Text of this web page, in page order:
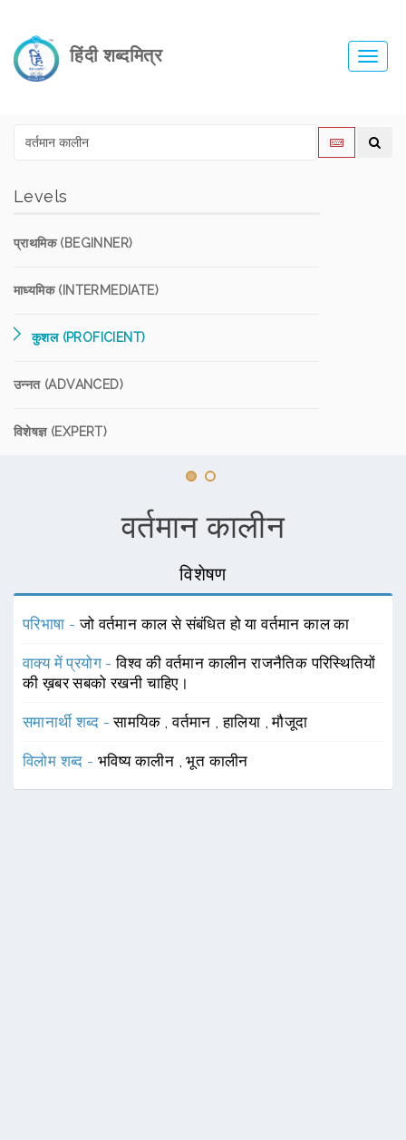
हिंदी शब्दमित्र
Levels
प्राथमिक (BEGINNER)
माध्यमिक (INTERMEDIATE)
कुशल (PROFICIENT)
उन्नत (ADVANCED)
विशेषज्ञ (EXPERT)
वर्तमान कालीन
विशेषण
परिभाषा -जो वर्तमान काल से संबंधित हो या वर्तमान काल का
वाक्य में प्रयोग -विश्व की वर्तमान कालीन राजनैतिक परिस्थितियों
की ख़बर सबको रखनी चाहिए।
समानार्थी शब्द -सामयिक ,वर्तमान ,हालिया ,मौजूदा
विलोम शब्द - भविष्य कालीन ,भूत कालीन